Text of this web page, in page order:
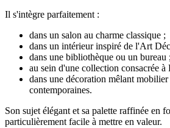
Il s'intègre parfaitement :
dans un salon au charme classique ;
dans un intérieur inspiré de l'Art
dans une bibliothèque ou un bureau ;
au sein d'une collection consacrée à
dans une décoration mêlant mobilier
contemporaines.
Son sujet élégant et sa palette raffinée en
particulièrement facile à mettre en valeur.